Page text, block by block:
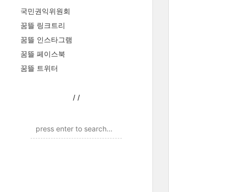
국민권익위원회
꿈뜰 링크트리
꿈뜰 인스타그램
꿈뜰 페이스북
꿈뜰 트위터
/ /